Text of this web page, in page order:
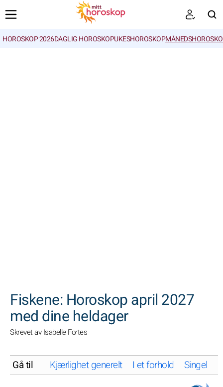
HOROSKOP 2026DAGLIG HOROSKOPUKESHOROSKOP
Fiskene: Horoskop april 2027
med dine heldager
Skrevet av Isabelle Fortes
Gå til Kjærlighet generelt I et forhold Singel